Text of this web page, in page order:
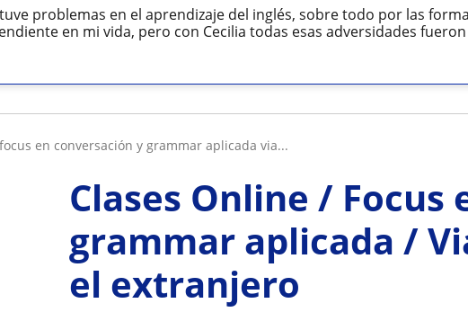
problemas en el aprendizaje del inglés, sobre todo por las
en mi vida, pero con Cecilia todas esas adversidades
focus en conversación y grammar aplicada via...
Clases Online /
grammar aplicada /
el extranjero